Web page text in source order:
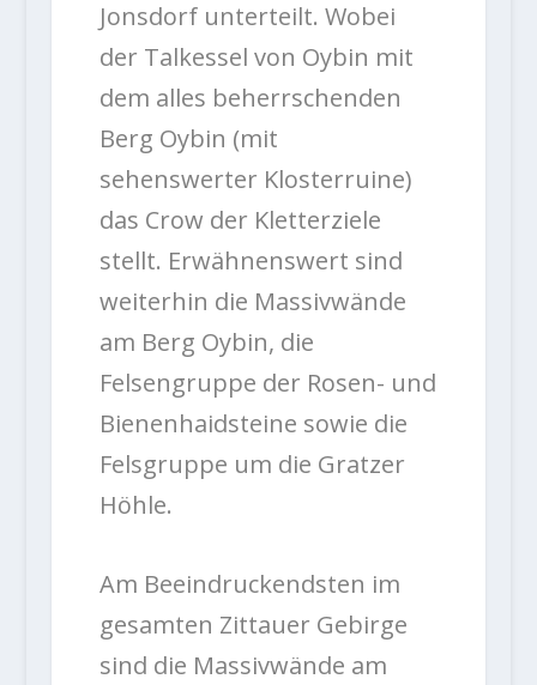
Jonsdorf unterteilt. Wobei
der Talkessel von Oybin mit
dem alles beherrschenden
Berg Oybin (mit
sehenswerter Klosterruine)
das Crow der Kletterziele
stellt. Erwähnenswert sind
weiterhin die Massivwände
am Berg Oybin, die
Felsengruppe der Rosen- und
Bienenhaidsteine sowie die
Felsgruppe um die Gratzer
Höhle.
Am Beeindruckendsten im
gesamten Zittauer Gebirge
sind die Massivwände am